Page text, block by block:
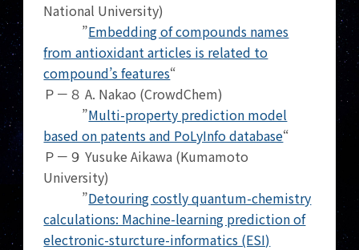
National University)
”Embedding of compounds names
from antioxidant articles is related to
compound’s features“
Ｐ－８ A. Nakao (CrowdChem)
”Multi-property prediction model
based on patents and PoLyInfo database“
Ｐ－９ Yusuke Aikawa (Kumamoto
University)
”Detouring costly quantum-chemistry
calculations: Machine-learning prediction of
electronic-sturcture-informatics (ESI)